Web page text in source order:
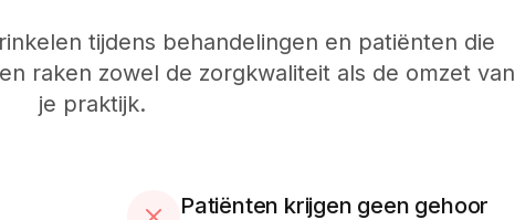
tijdens behandelingen en patiënten die
raken zowel de zorgkwaliteit als de omzet van
je praktijk.
Patiënten krijgen geen gehoor